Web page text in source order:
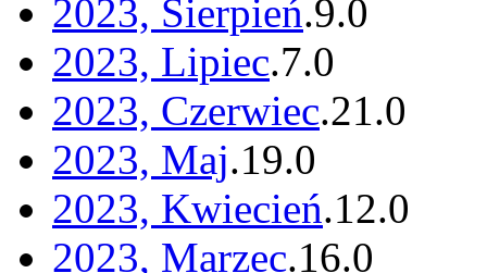
2023, Sierpień.9.0
2023, Lipiec.7.0
2023, Czerwiec.21.0
2023, Maj.19.0
2023, Kwiecień.12.0
2023, Marzec.16.0